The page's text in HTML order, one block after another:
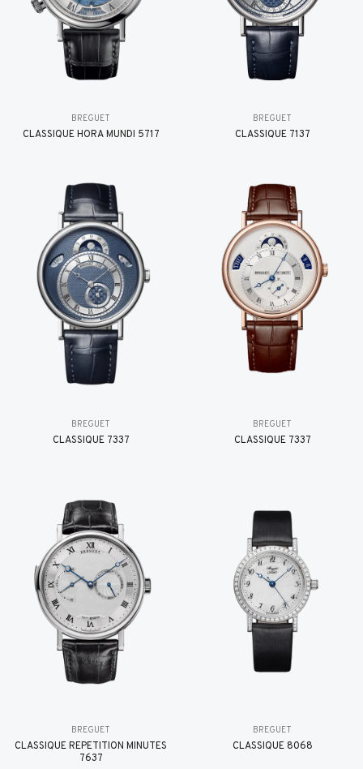
BREGUET
CLASSIQUE HORA MUNDI 5717
BREGUET
CLASSIQUE 7137
BREGUET
CLASSIQUE 7337
BREGUET
CLASSIQUE 7337
BREGUET
CLASSIQUE RÉPÉTITION MINUTES
7637
BREGUET
CLASSIQUE 8068